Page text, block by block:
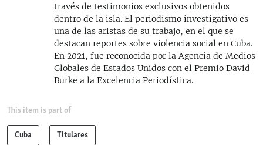
través de testimonios exclusivos obtenidos
dentro de la isla. El periodismo investigativo es
una de las aristas de su trabajo, en el que se
destacan reportes sobre violencia social en Cuba.
En 2021, fue reconocida por la Agencia de Medios
Globales de Estados Unidos con el Premio David
Burke a la Excelencia Periodística.
This item is part of
Cuba Titulares